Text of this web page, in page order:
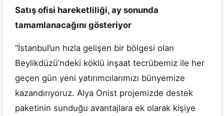
Satış ofisi hareketliliği, ay sonunda
tamamlanacağını gösteriyor
“İstanbul’un hızla gelişen bir bölgesi olan
Beylikdüzü’ndeki köklü inşaat tecrübemiz ile her
geçen gün yeni yatırımcılarımızı bünyemize
kazandırıyoruz. Alya Onist projemizde destek
paketinin sunduğu avantajlara ek olarak kişiye